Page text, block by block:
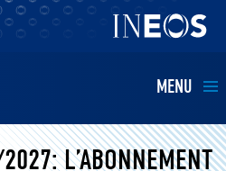
MENU
L’ABONNEMENT